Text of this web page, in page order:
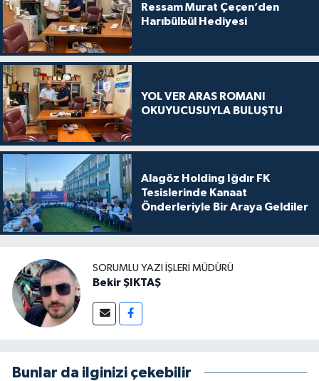
Ressam Murat Çeçen’den
Harıbülbül Hediyesi
YOL VER ARAS ROMANI
OKUYUCUSUYLA BULUŞTU
Alagöz Holding Iğdır FK
Tesislerinde Kanaat
Önderleriyle Bir Araya Geldiler
SORUMLU YAZI İŞLERI MÜDÜRÜ
Bekir ŞIKTAŞ
Bunlar da ilginizi çekebilir